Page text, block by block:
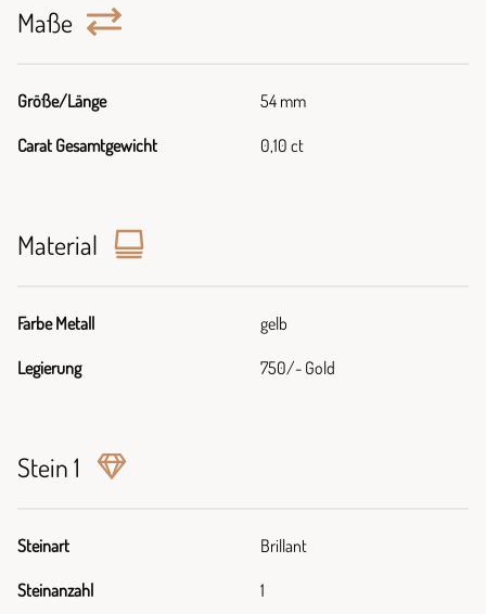
Maße
Größe/Länge 54 mm
Carat Gesamtgewicht 0,10 ct
Material
Farbe Metall gelb
Legierung 750/- Gold
Stein 1
Steinart Brillant
Steinanzahl 1